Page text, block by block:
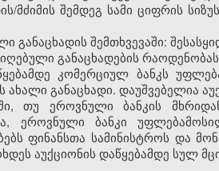
მძიმის შემდეგ სამი ციფრის
განაცხადის შემთხვევაში:
განაცხადების
კომერციულ ბანკს
ახალი განაცხადი. დაუშვებელია
თუ ეროვნული ბანკის
ეროვნული ბანკი
ფინანსთა სამინისტროს და
აუქციონის დაწყებამდე სულ